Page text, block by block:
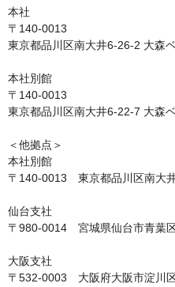
本社
〒140-0013
東京都品川区南大井6-26-2 大森
本社別館
〒140-0013
東京都品川区南大井6-22-7 大森
＜他拠点＞
本社別館
〒140-0013　東京都品川区南大
仙台支社
〒980-0014　宮城県仙台市青葉
大阪支社
〒532-0003　大阪府大阪市淀川